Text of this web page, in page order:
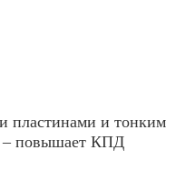
пластинами и тонким
– повышает КПД